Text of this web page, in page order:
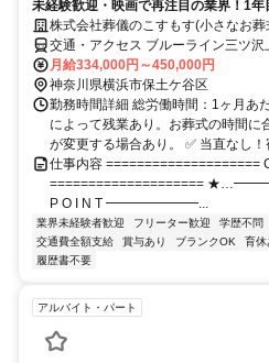
未経験歓迎・映画で再注目の業界！1
株式会社葬儀のこすもす(小さなお
交通・アクセス ブルーライン三ツ
月給334,000円～450,000円
神奈川県横浜市保土ケ谷区
勤務時間詳細 総労働時間：1ヶ月
によって残業あり。お葬式の時間に
が変更する場合あり。 ✅ 当直なし！
仕事内容 ====================
====================
P O I N T ━━━━━━━...
業界未経験者歓迎 フリーター歓迎 学歴不問
交通費全額支給
賞与あり ブランクOK 育休
履歴書不要
アルバイト・パート